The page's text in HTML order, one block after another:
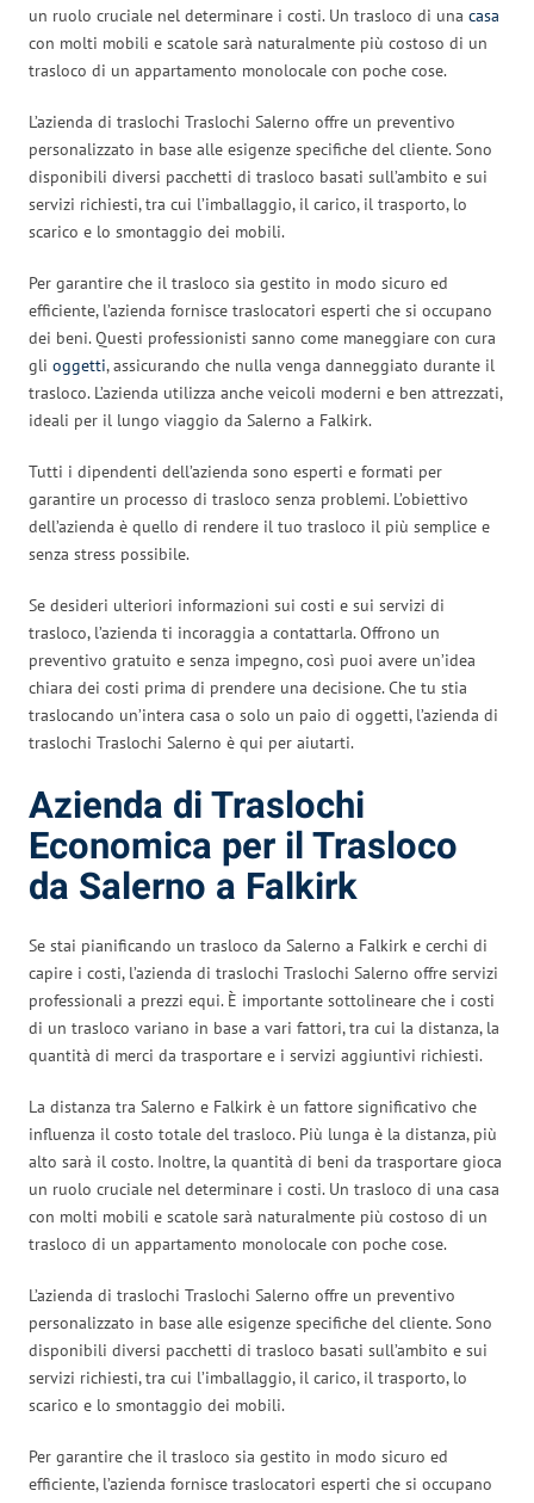
un ruolo cruciale nel determinare i costi. Un trasloco di una casa
con molti mobili e scatole sarà naturalmente più costoso di un
trasloco di un appartamento monolocale con poche cose.
L’azienda di traslochi Traslochi Salerno offre un preventivo
personalizzato in base alle esigenze specifiche del cliente. Sono
disponibili diversi pacchetti di trasloco basati sull’ambito e sui
servizi richiesti, tra cui l’imballaggio, il carico, il trasporto, lo
scarico e lo smontaggio dei mobili.
Per garantire che il trasloco sia gestito in modo sicuro ed
efficiente, l’azienda fornisce traslocatori esperti che si occupano
dei beni. Questi professionisti sanno come maneggiare con cura
gli oggetti, assicurando che nulla venga danneggiato durante il
trasloco. L’azienda utilizza anche veicoli moderni e ben attrezzati,
ideali per il lungo viaggio da Salerno a Falkirk.
Tutti i dipendenti dell’azienda sono esperti e formati per
garantire un processo di trasloco senza problemi. L’obiettivo
dell’azienda è quello di rendere il tuo trasloco il più semplice e
senza stress possibile.
Se desideri ulteriori informazioni sui costi e sui servizi di
trasloco, l’azienda ti incoraggia a contattarla. Offrono un
preventivo gratuito e senza impegno, così puoi avere un’idea
chiara dei costi prima di prendere una decisione. Che tu stia
traslocando un’intera casa o solo un paio di oggetti, l’azienda di
traslochi Traslochi Salerno è qui per aiutarti.
Azienda di Traslochi
Economica per il Trasloco
da Salerno a Falkirk
Se stai pianificando un trasloco da Salerno a Falkirk e cerchi di
capire i costi, l’azienda di traslochi Traslochi Salerno offre servizi
professionali a prezzi equi. È importante sottolineare che i costi
di un trasloco variano in base a vari fattori, tra cui la distanza, la
quantità di merci da trasportare e i servizi aggiuntivi richiesti.
La distanza tra Salerno e Falkirk è un fattore significativo che
influenza il costo totale del trasloco. Più lunga è la distanza, più
alto sarà il costo. Inoltre, la quantità di beni da trasportare gioca
un ruolo cruciale nel determinare i costi. Un trasloco di una casa
con molti mobili e scatole sarà naturalmente più costoso di un
trasloco di un appartamento monolocale con poche cose.
L’azienda di traslochi Traslochi Salerno offre un preventivo
personalizzato in base alle esigenze specifiche del cliente. Sono
disponibili diversi pacchetti di trasloco basati sull’ambito e sui
servizi richiesti, tra cui l’imballaggio, il carico, il trasporto, lo
scarico e lo smontaggio dei mobili.
Per garantire che il trasloco sia gestito in modo sicuro ed
efficiente, l’azienda fornisce traslocatori esperti che si occupano